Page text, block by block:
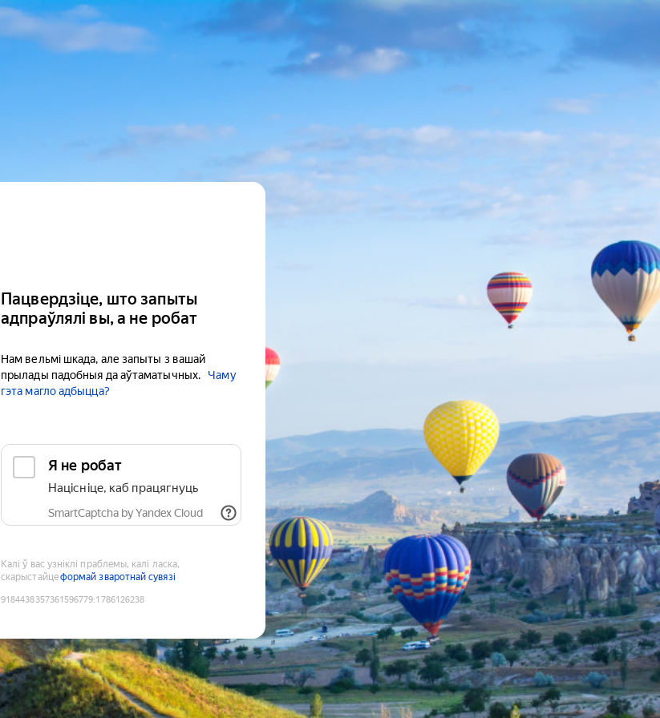
Пацвердзіце, што запыты
адпраўлялі вы, а не робат
Нам вельмі шкада, але запыты з вашай
прылады падобныя да аўтаматычных.
Чаму
гэта магло адбыцца?
Я не робат
Націсніце, каб працягнуць
SmartCaptcha by Yandex Cloud
Калі ў вас узніклі праблемы, калі ласка,
скарыстайцеформай зваротнай сувязі
9184438357361596779:1786126238